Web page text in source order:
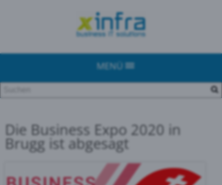
MENÜ
Die Business Expo 2020 in
Brugg ist abgesagt